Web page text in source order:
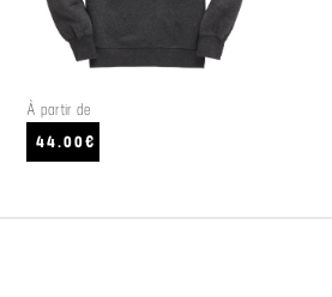
À partir de
44.00€